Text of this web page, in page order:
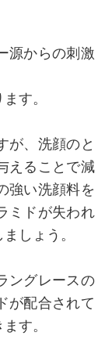
源からの刺激
す。
が、洗顔のと
えることで減
強い洗顔料を
ミドが失われ
しょう。
ングレースの
が配合されて
す。